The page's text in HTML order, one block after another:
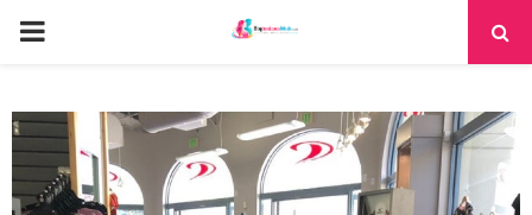
PRIMARY